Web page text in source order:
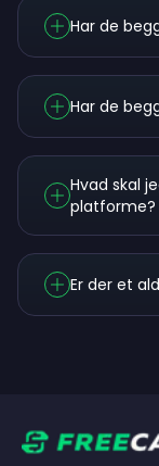
Har de
Har de
Hvad skal
platforme?
Er der et